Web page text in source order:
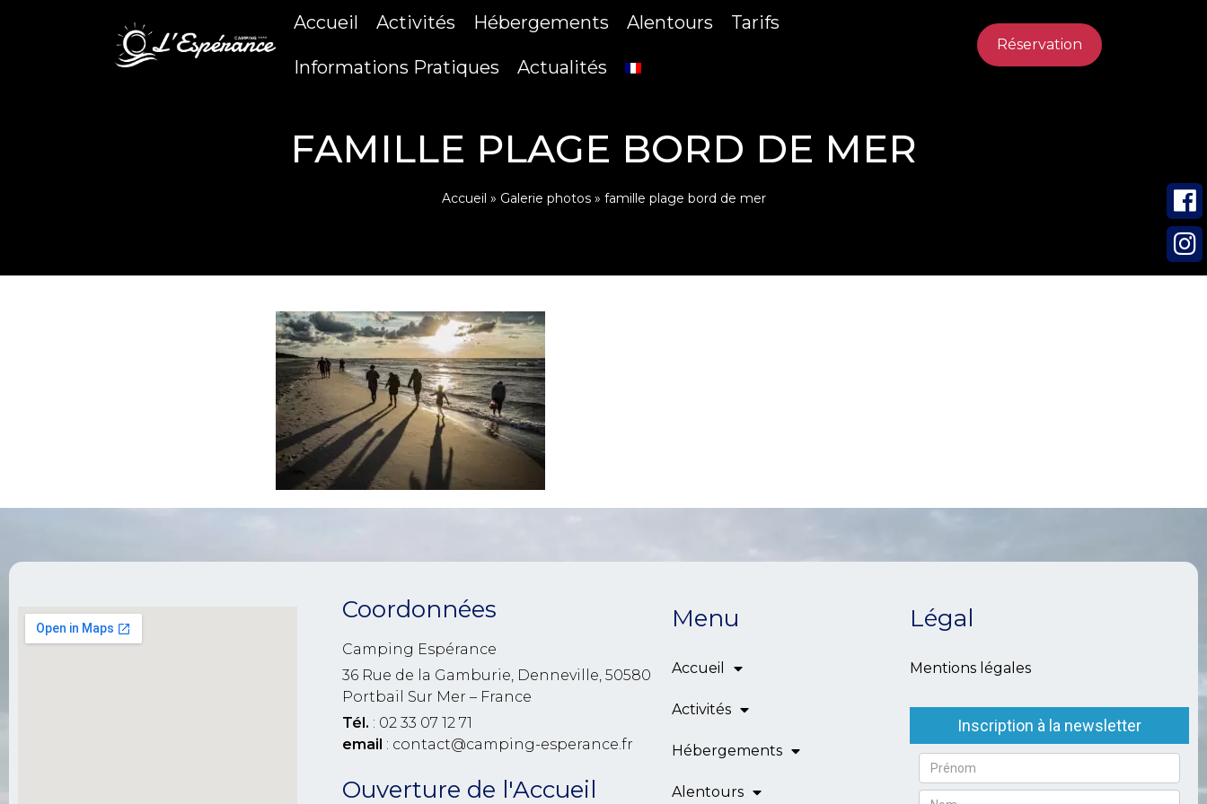
Accueil Activités Hébergements Alentours Tarifs
Informations Pratiques Actualités
Réservation
FAMILLE PLAGE BORD DE MER
Accueil » Galerie photos» famille plage bord de mer
Coordonnées
Camping Espérance
36 Rue de la Gamburie, Denneville, 50580
Portbail Sur Mer – France
Tél. : 02 33 07 12 71
email : contact@camping-esperance.fr
Ouverture de l'Accueil
Menu
Accueil
Activités
Hébergements
Alentours
Légal
Mentions légales